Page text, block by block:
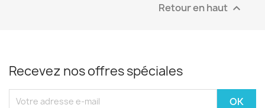
Retour en haut 
Recevez nos offres spéciales